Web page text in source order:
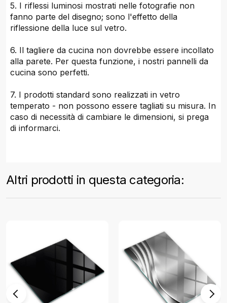
5. I riflessi luminosi mostrati nelle fotografie non
fanno parte del disegno; sono l'effetto della
riflessione della luce sul vetro.
6. Il tagliere da cucina non dovrebbe essere incollato
alla parete. Per questa funzione, i nostri pannelli da
cucina sono perfetti.
7. I prodotti standard sono realizzati in vetro
temperato - non possono essere tagliati su misura. In
caso di necessità di cambiare le dimensioni, si prega
di informarci.
Altri prodotti in questa categoria: